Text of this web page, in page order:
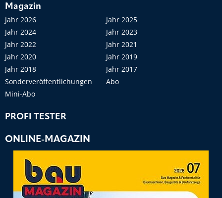
Magazin
Jahr 2026
Jahr 2025
Jahr 2024
Jahr 2023
Jahr 2022
Jahr 2021
Jahr 2020
Jahr 2019
Jahr 2018
Jahr 2017
Sonderveröffentlichungen
Abo
Mini-Abo
PROFI TESTER
ONLINE-MAGAZIN